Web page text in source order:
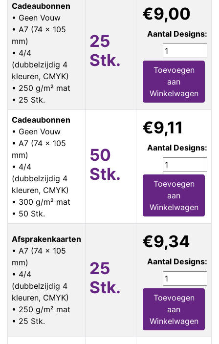
Cadeaubonnen
• Geen Vouw
• A7 (74 x 105
mm)
• 4/4
(dubbelzijdig 4
kleuren, CMYK)
• 250 g/m² mat
• 25 Stk.
25
Stk.
€9,00
Aantal Designs:
Toevoegen
aan
Winkelwagen
Cadeaubonnen
• Geen Vouw
• A7 (74 x 105
mm)
• 4/4
(dubbelzijdig 4
kleuren, CMYK)
• 300 g/m² mat
• 50 Stk.
50
Stk.
€9,11
Aantal Designs:
Toevoegen
aan
Winkelwagen
Afsprakenkaarten
• A7 (74 x 105
mm)
• 4/4
(dubbelzijdig 4
kleuren, CMYK)
• 250 g/m² mat
• 25 Stk.
25
Stk.
€9,34
Aantal Designs:
Toevoegen
aan
Winkelwagen